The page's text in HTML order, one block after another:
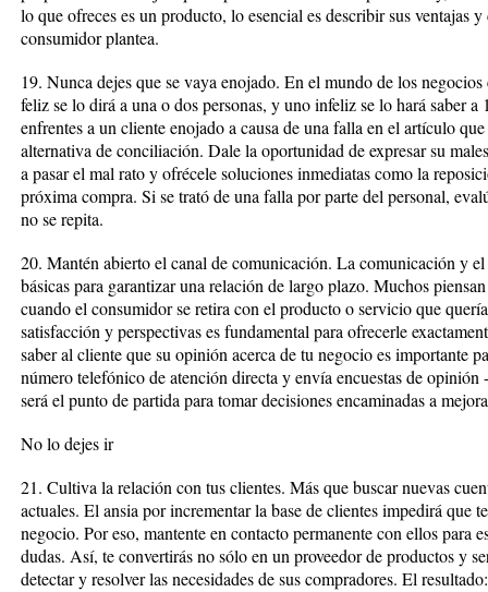
lo que ofreces es un producto, lo esencial es describir sus ventajas
consumidor plantea.
19. Nunca dejes que se vaya enojado. En el mundo de los
feliz se lo dirá a una o dos personas, y uno infeliz se lo hará saber
enfrentes a un cliente enojado a causa de una falla en el artículo
alternativa de conciliación. Dale la oportunidad de expresar su
a pasar el mal rato y ofrécele soluciones inmediatas como la
próxima compra. Si se trató de una falla por parte del personal,
no se repita.
20. Mantén abierto el canal de comunicación. La comunicación y el
básicas para garantizar una relación de largo plazo. Muchos
cuando el consumidor se retira con el producto o servicio que
satisfacción y perspectivas es fundamental para ofrecerle
saber al cliente que su opinión acerca de tu negocio es importante
número telefónico de atención directa y envía encuestas de
será el punto de partida para tomar decisiones encaminadas a
No lo dejes ir
21. Cultiva la relación con tus clientes. Más que buscar nuevas
actuales. El ansia por incrementar la base de clientes impedirá que
negocio. Por eso, mantente en contacto permanente con ellos para
dudas. Así, te convertirás no sólo en un proveedor de productos y
detectar y resolver las necesidades de sus compradores. El